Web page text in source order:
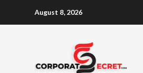
August 8, 2026